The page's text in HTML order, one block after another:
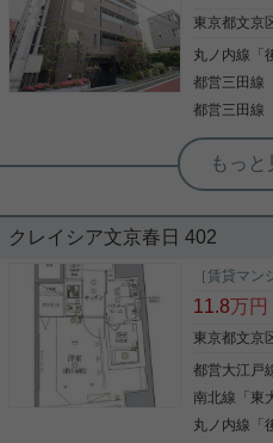
活する上では便利
せ！ ★お電話でのご相談もお気軽にどうぞ★ 実用春
日ホーム株
写真(9)
東京都文京
丸ノ内線 「
都営三田線
都営三田線
実用春日ホーム 茗荷谷店 堀田枝里
春日駅
グ、洋室共
り！南面バルコニーで
済み！ 3口
す！ オートロックもあり、セキュリティ面も安心で
リアです！
お電話での
ム株式会社
写真(9)
クレイシア文京春日 402
［賃貸マン
11.8万円
東京都文京
都営大江戸
南北線 「 東
丸ノ内線 「